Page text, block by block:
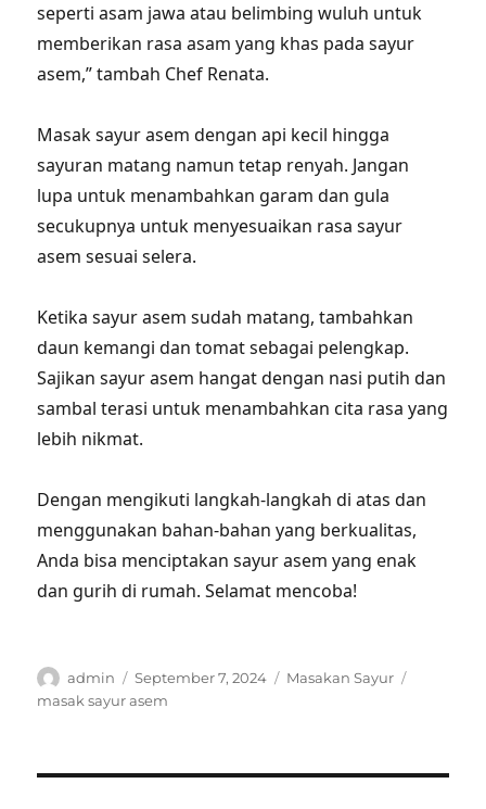
seperti asam jawa atau belimbing wuluh untuk
memberikan rasa asam yang khas pada sayur
asem,” tambah Chef Renata.
Masak sayur asem dengan api kecil hingga
sayuran matang namun tetap renyah. Jangan
lupa untuk menambahkan garam dan gula
secukupnya untuk menyesuaikan rasa sayur
asem sesuai selera.
Ketika sayur asem sudah matang, tambahkan
daun kemangi dan tomat sebagai pelengkap.
Sajikan sayur asem hangat dengan nasi putih dan
sambal terasi untuk menambahkan cita rasa yang
lebih nikmat.
Dengan mengikuti langkah-langkah di atas dan
menggunakan bahan-bahan yang berkualitas,
Anda bisa menciptakan sayur asem yang enak
dan gurih di rumah. Selamat mencoba!
Author
admin
Posted
on
September 7, 2024 Categories
Masakan Sayur
masak sayur asem